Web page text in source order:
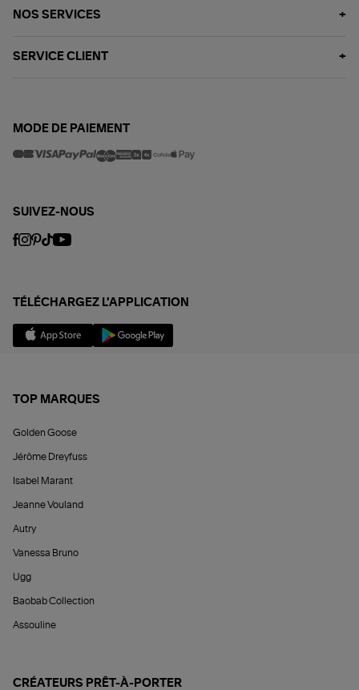
NOS SERVICES
SERVICE CLIENT
MODE DE PAIEMENT
SUIVEZ-NOUS
TÉLÉCHARGEZ L'APPLICATION
TOP MARQUES
Golden Goose
Jérôme Dreyfuss
Isabel Marant
Jeanne Vouland
Autry
Vanessa Bruno
Ugg
Baobab Collection
Assouline
CRÉATEURS PRÊT-À-PORTER